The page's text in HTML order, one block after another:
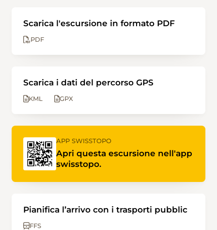
Scarica l'escursione in formato PDF
PDF
Scarica i dati del percorso GPS
KML GPX
APP SWISSTOPO
Apri questa escursione nell'app
swisstopo.
Pianifica l’arrivo con i trasporti pubblic
FFS